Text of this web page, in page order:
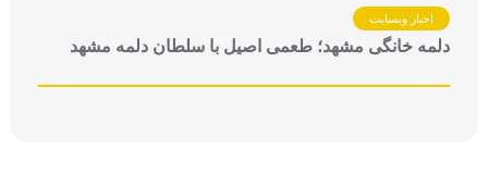
اخبار وبسایت
دلمه خانگی مشهد؛ طعمی اصیل با سلطان دلمه مشهد